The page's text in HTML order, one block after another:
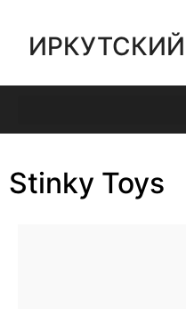
Stinky Toys